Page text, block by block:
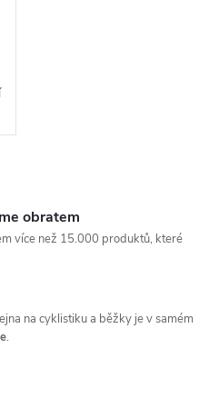
obratem
více než 15.000 produktů, které
na cyklistiku a běžky je v samém
.